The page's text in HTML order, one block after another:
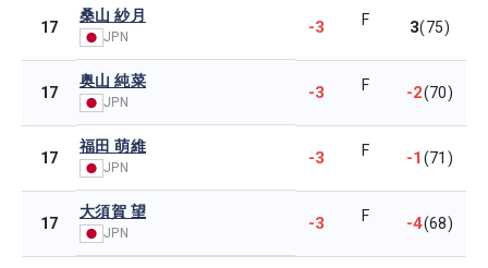
17
桑山 紗月
JPN -3 F 3(75)
17
奥山 純菜
JPN -3 F -2(70)
17
福田 萌維
JPN -3 F -1(71)
17
大須賀 望
JPN -3 F -4(68)